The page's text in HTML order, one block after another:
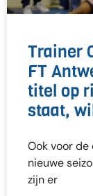
Trainer
FT
titel op
staat,
Ook voor
nieuwe
zijn er